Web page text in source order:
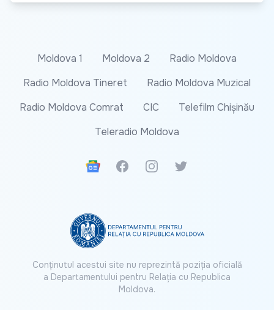
Moldova 1 Moldova 2
Radio Moldova
Radio Moldova Tineret
Radio Moldova Muzical
Radio Moldova Comrat
CIC
Telefilm Chișinău
Teleradio Moldova
Google News
FacebookInstagramTwitter
Conținutul acestui site nu reprezintă poziția oficială
a Departamentului pentru Relația cu Republica
Moldova.